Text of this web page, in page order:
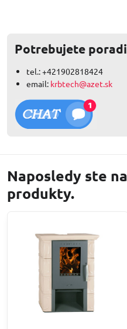
Potrebujete
tel.: +421902818424
email: krbtech@azet.sk
Naposledy ste
produkty.